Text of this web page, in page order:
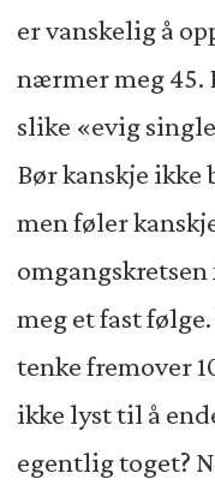
er vanskelig å
nærmer meg 45.
slike «evig
Bør kanskje ikke
men føler
meg et fast
tenke fremover
ikke lyst til å
egentlig toget?